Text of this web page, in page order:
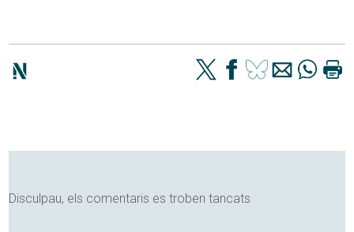
Disculpau, els comentaris es troben tancats